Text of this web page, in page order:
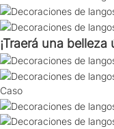
¡Traerá una
Caso